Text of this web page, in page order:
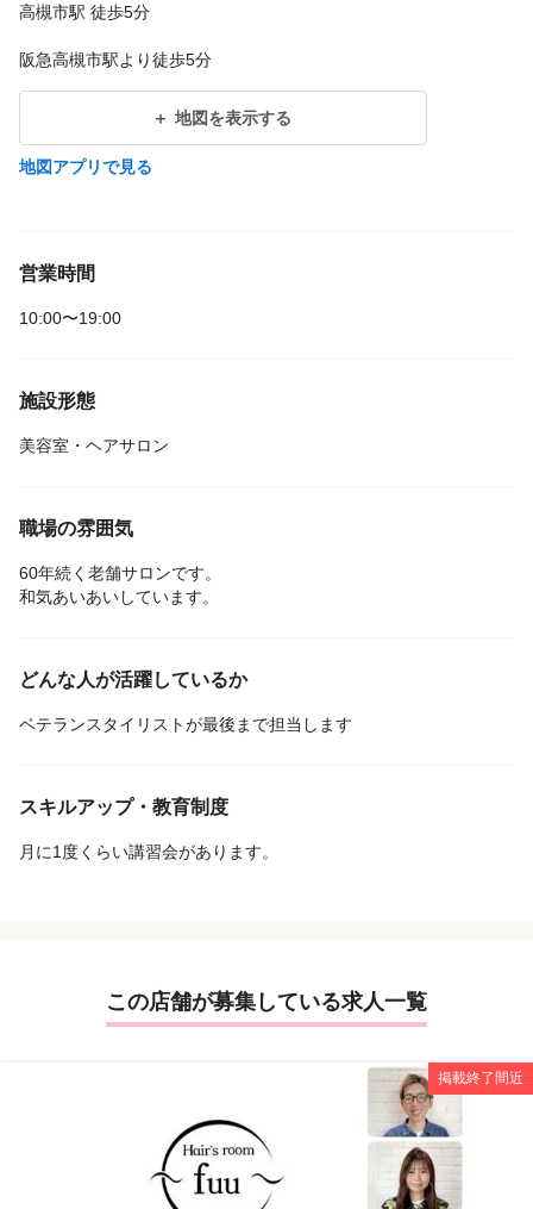
高槻市駅 徒歩5分
阪急高槻市駅より徒歩5分
地図を表示する
地図アプリで見る
営業時間
10:00〜19:00
施設形態
美容室・ヘアサロン
職場の雰囲気
60年続く老舗サロンです。
和気あいあいしています。
どんな人が活躍しているか
ベテランスタイリストが最後まで担当します
スキルアップ・教育制度
月に1度くらい講習会があります。
この店舗が募集している求人一覧
掲載終了間近